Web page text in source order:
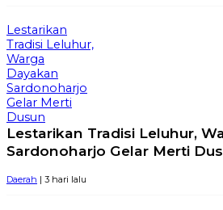
Lestarikan
Tradisi Leluhur,
Warga
Dayakan
Sardonoharjo
Gelar Merti
Dusun
Lestarikan Tradisi Leluhur,
Sardonoharjo Gelar Merti
Daerah | 3 hari lalu